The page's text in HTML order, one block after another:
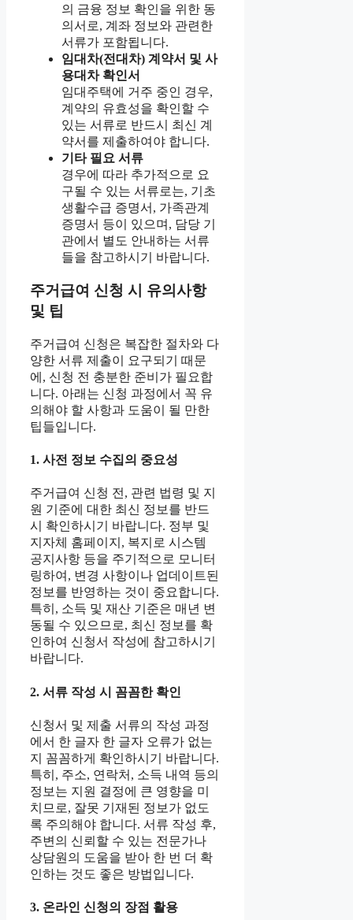
의 금융 정보 확인을 위한 동
의서로, 계좌 정보와 관련한
서류가 포함됩니다.
임대차(전대차) 계약서 및 사
용대차 확인서
임대주택에 거주 중인 경우,
계약의 유효성을 확인할 수
있는 서류로 반드시 최신 계
약서를 제출하여야 합니다.
기타 필요 서류
경우에 따라 추가적으로 요
구될 수 있는 서류로는, 기초
생활수급 증명서, 가족관계
증명서 등이 있으며, 담당 기
관에서 별도 안내하는 서류
들을 참고하시기 바랍니다.
주거급여 신청 시 유의사항
및 팁
주거급여 신청은 복잡한 절차와 다
양한 서류 제출이 요구되기 때문
에, 신청 전 충분한 준비가 필요합
니다. 아래는 신청 과정에서 꼭 유
의해야 할 사항과 도움이 될 만한
팁들입니다.
1. 사전 정보 수집의 중요성
주거급여 신청 전, 관련 법령 및 지
원 기준에 대한 최신 정보를 반드
시 확인하시기 바랍니다. 정부 및
지자체 홈페이지, 복지로 시스템
공지사항 등을 주기적으로 모니터
링하여, 변경 사항이나 업데이트된
정보를 반영하는 것이 중요합니다.
특히, 소득 및 재산 기준은 매년 변
동될 수 있으므로, 최신 정보를 확
인하여 신청서 작성에 참고하시기
바랍니다.
2. 서류 작성 시 꼼꼼한 확인
신청서 및 제출 서류의 작성 과정
에서 한 글자 한 글자 오류가 없는
지 꼼꼼하게 확인하시기 바랍니다.
특히, 주소, 연락처, 소득 내역 등의
정보는 지원 결정에 큰 영향을 미
치므로, 잘못 기재된 정보가 없도
록 주의해야 합니다. 서류 작성 후,
주변의 신뢰할 수 있는 전문가나
상담원의 도움을 받아 한 번 더 확
인하는 것도 좋은 방법입니다.
3. 온라인 신청의 장점 활용